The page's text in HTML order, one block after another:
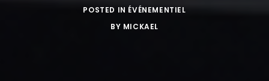
POSTED IN ÉVÉNEMENTIEL
BY MICKAEL